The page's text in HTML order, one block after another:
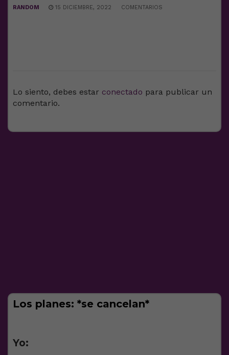
RANDOM 15 DICIEMBRE, 2022 COMENTARIOS
Lo siento, debes estar conectado para publicar un
comentario.
Los planes: *se cancelan*
Yo: